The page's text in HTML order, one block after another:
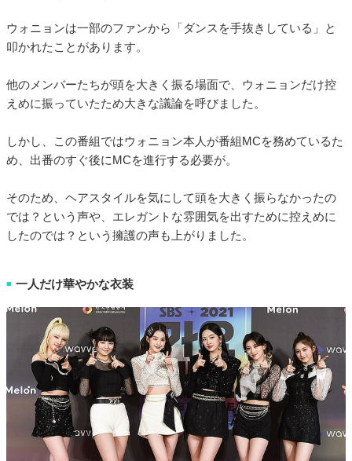
ウォニョンは一部のファンから「ダンスを手抜きしている」と
叩かれたことがあります。
他のメンバーたちが頭を大きく振る場面で、ウォニョンだけ控
えめに振っていたため大きな議論を呼びました。
しかし、この番組ではウォニョン本人が番組MCを務めているた
め、出番のすぐ後にMCを進行する必要が。
そのため、ヘアスタイルを気にして頭を大きく振らなかったの
では？という声や、エレガントな雰囲気を出すために控えめに
したのでは？という擁護の声も上がりました。
■ 一人だけ華やかな衣装